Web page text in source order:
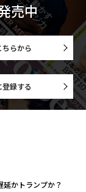
売中
らから
録する
かトランプか？